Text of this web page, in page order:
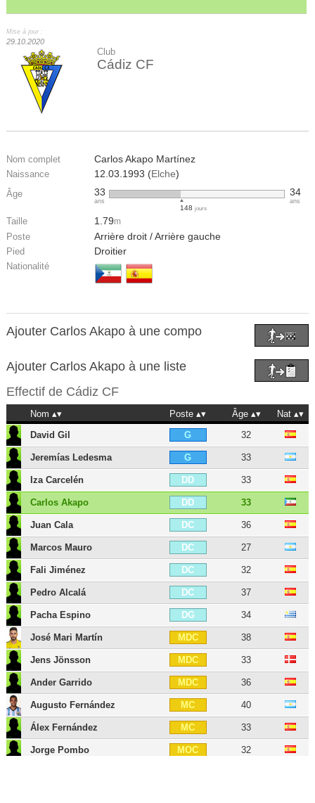
Mise à jour :
29.10.2020
Club
Cádiz CF
Nom complet Carlos Akapo Martínez
Naissance 12.03.1993 (Elche)
Âge 33
ans
148jours
34
ans
Taille 1.79m
Poste Arrière droit / Arrière gauche
Pied Droitier
Nationalité
Ajouter Carlos Akapo à une compo
Ajouter Carlos Akapo à une liste
Effectif de Cádiz CF
Nom Poste Âge
Nat
David Gil
G 32
Jeremías Ledesma G 33
Iza Carcelén DD 33
Carlos Akapo DD 33
Juan Cala DC 36
Marcos Mauro DC 27
Fali Jiménez DC 32
Pedro Alcalá DC 37
Pacha Espino DG 34
José Mari Martín MDC 38
Jens Jönsson MDC 33
Ander Garrido MDC 36
Augusto Fernández MC 40
Álex Fernández MC 33
Jorge Pombo MOC 32